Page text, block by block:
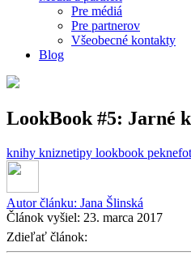
Pre médiá
Pre partnerov
Všeobecné kontakty
Blog
LookBook #5: Jarné
knihy kniznetipy lookbook
Autor článku: Jana Šlinská
Článok vyšiel: 23. marca 2017
Zdieľať článok: